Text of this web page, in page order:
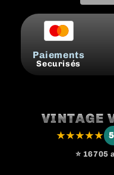
Paiements
Securisés
VINTAGE
★★★★★
⭐ 16705